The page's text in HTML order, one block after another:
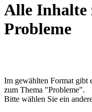
Alle Inhalte
Probleme
Im gewählten Format gibt
zum Thema "Probleme".
Bitte wählen Sie ein